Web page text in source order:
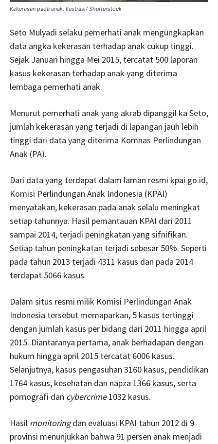
Kekerasan pada anak. Ilustrasi/ Shutterstock
Seto Mulyadi selaku pemerhati anak mengungkapkan
data angka kekerasan terhadap anak cukup tinggi.
Sejak Januari hingga Mei 2015, tercatat 500 laporan
kasus kekerasan terhadap anak yang diterima
lembaga pemerhati anak.
Menurut pemerhati anak yang akrab dipanggil ka Seto,
jumlah kekerasan yang terjadi di lapangan jauh lebih
tinggi dari data yang diterima Komnas Perlindungan
Anak (PA).
Dari data yang terdapat dalam laman resmi kpai.go.id,
Komisi Perlindungan Anak Indonesia (KPAI)
menyatakan, kekerasan pada anak selalu meningkat
setiap tahunnya. Hasil pemantauan KPAI dari 2011
sampai 2014, terjadi peningkatan yang sifnifikan.
Setiap tahun peningkatan terjadi sebesar 50%. Seperti
pada tahun 2013 terjadi 4311 kasus dan pada 2014
terdapat 5066 kasus.
Dalam situs resmi milik Komisi Perlindungan Anak
Indonesia tersebut memaparkan, 5 kasus tertinggi
dengan jumlah kasus per bidang dari 2011 hingga april
2015. Diantaranya pertama, anak berhadapan dengan
hukum hingga april 2015 tercatat 6006 kasus.
Selanjutnya, kasus pengasuhan 3160 kasus, pendidikan
1764 kasus, kesehatan dan napza 1366 kasus, serta
pornografi dan cybercrime1032 kasus.
Hasil monitoringdan evaluasi KPAI tahun 2012 di 9
provinsi menunjukkan bahwa 91 persen anak menjadi